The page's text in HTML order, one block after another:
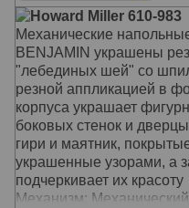
Звуковой сигнал:
Размер: 210 x 51 х 29 см
Howard Miller 610-983
Механические
BENJAMIN украшены
"лебединых шей" со
резной аппликацией в
корпуса украшает
боковых стенок и
гири и маятник,
украшенные узорами, а
подчеркивает их красоту
Механизм: